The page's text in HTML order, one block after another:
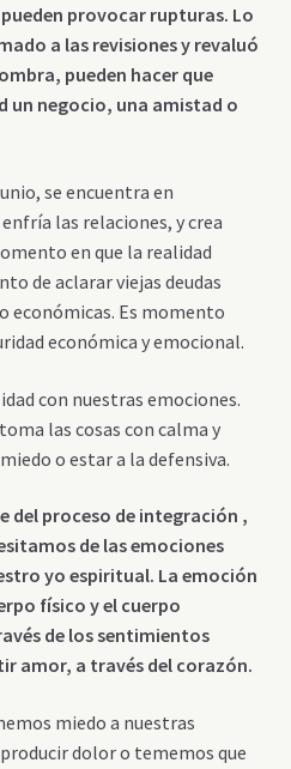
provocar rupturas. Lo
a las revisiones y revaluó
pueden hacer que
un negocio, una amistad o
se encuentra en
las relaciones, y crea
en que la realidad
de aclarar viejas deudas
Es momento
económica y emocional.
con nuestras emociones.
las cosas con calma y
o estar a la defensiva.
del proceso de integración ,
de las emociones
yo espiritual. La emoción
físico y el cuerpo
de los sentimientos
amor, a través del corazón.
miedo a nuestras
dolor o tememos que